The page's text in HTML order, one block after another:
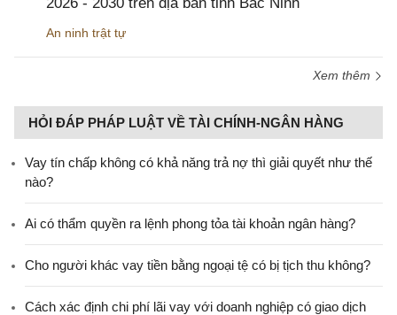
An ninh trật tự
Xem thêm
HỎI ĐÁP PHÁP LUẬT VỀ TÀI CHÍNH-NGÂN HÀNG
Vay tín chấp không có khả năng trả nợ thì giải quyết như thế
nào?
Ai có thẩm quyền ra lệnh phong tỏa tài khoản ngân hàng?
Cho người khác vay tiền bằng ngoại tệ có bị tịch thu không?
Cách xác định chi phí lãi vay với doanh nghiệp có giao dịch